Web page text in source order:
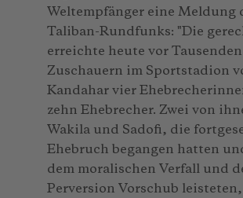
Weltempfänger eine Meldung
Taliban-Rundfunks: "Die
erreichte heute vor
Zuschauern im Sportstadion
Kandahar vier
zehn Ehebrecher. Zwei von
Wakila und Sadofi, die
Ehebruch begangen hatten
dem moralischen Verfall und
Perversion Vorschub